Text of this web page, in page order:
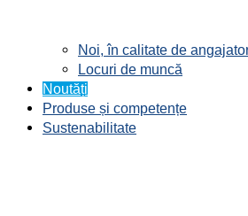
Noi, în calitate de
Locuri de muncă
Noutăți
Produse și competențe
Sustenabilitate